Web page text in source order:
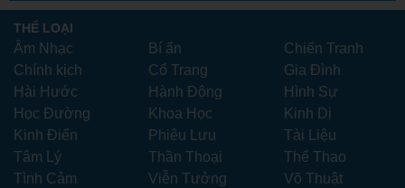
THỂ LOẠI
Âm Nhạc Bí ẩn
Chiến Tranh
Chính kịch
Cổ Trang
Gia Đình
Hài Hước
Hành Động
Hình Sự
Học Đường
Khoa Học
Kinh Dị
Kinh Điển
Phiêu Lưu
Tài Liệu
Tâm Lý
Thần Thoại
Thể Thao
Tình Cảm
Viễn Tưởng Võ Thuật